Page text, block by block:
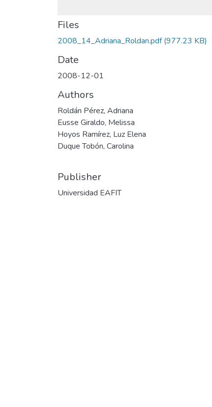
Files
2008_14_Adriana_Roldan.pdf(977.23 KB)
Date
2008-12-01
Authors
Roldán Pérez, Adriana
Eusse Giraldo, Melissa
Hoyos Ramírez, Luz Elena
Duque Tobón, Carolina
Publisher
Universidad EAFIT